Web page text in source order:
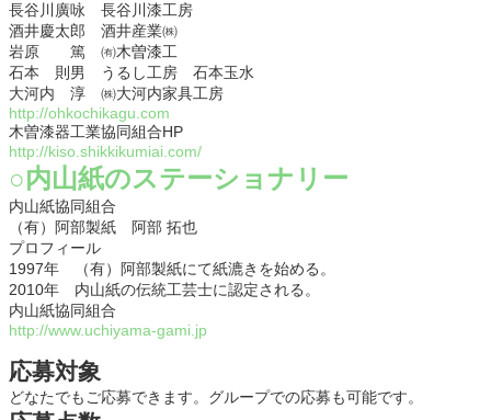
長谷川廣咏 長谷川漆工房
酒井慶太郎 酒井産業㈱
岩原 篤 ㈲木曽漆工
石本 則男 うるし工房 石本玉水
大河内 淳 ㈱大河内家具工房
http://ohkochikagu.com
木曽漆器工業協同組合HP
http://kiso.shikkikumiai.com/
○内山紙のステーショナリー
内山紙協同組合
（有）阿部製紙 阿部 拓也
プロフィール
1997年 （有）阿部製紙にて紙漉きを始める。
2010年 内山紙の伝統工芸士に認定される。
内山紙協同組合
http://www.uchiyama-gami.jp
応募対象
どなたでもご応募できます。グループでの応募も可能です。